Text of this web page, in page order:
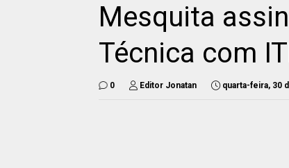
Mesquita
Técnica com
0 Editor Jonatan quarta-feira, 30